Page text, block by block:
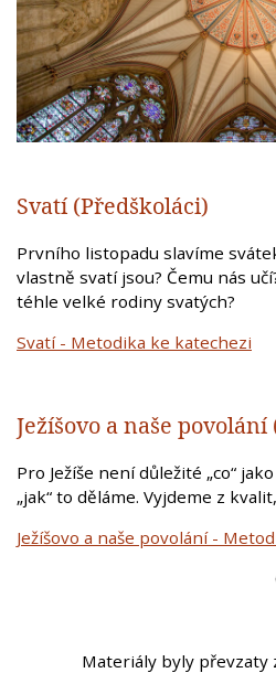
Svatí (Předškoláci)
Prvního listopadu slavíme
vlastně svatí jsou? Čemu nás
téhle velké rodiny svatých?
Svatí - Metodika ke katechezi
Ježíšovo a naše povolání
Pro Ježíše není důležité „co“
„jak“ to děláme. Vyjdeme z
Ježíšovo a naše povolání -
Materiály byly převzaty